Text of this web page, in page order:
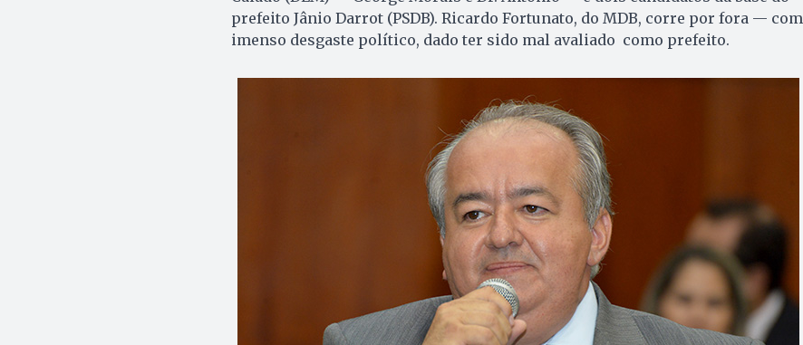
prefeito Jânio Darrot (PSDB). Ricardo Fortunato, do MDB, corre por fora — com
imenso desgaste político, dado ter sido mal avaliado como prefeito.